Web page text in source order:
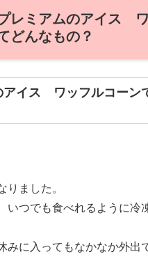
レミアムのアイス
どんなもの？
アイス ワッフルコーン
りました。
いつでも食べれるように冷
みに入ってもなかなか外出